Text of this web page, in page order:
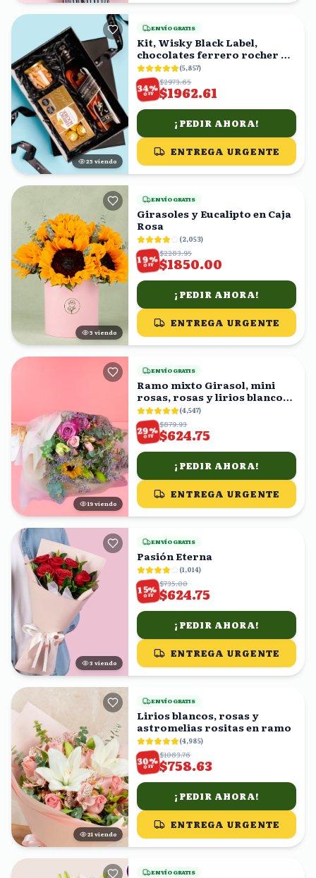
25 viendo
ENVÍO GRATIS
Kit, Wisky Black Label,
chocolates ferrero rocher y
cacahuates en caja
(5,857)
34%
OFF
$2973.65
$1962.61
¡PEDIR AHORA!
ENTREGA URGENTE
6 viendo
ENVÍO GRATIS
Girasoles y Eucalipto en Caja
Rosa
(2,053)
19%
OFF
$2283.95
$1850.00
¡PEDIR AHORA!
ENTREGA URGENTE
20 viendo
ENVÍO GRATIS
Ramo mixto Girasol, mini
rosas, rosas y lirios blancos
en ramo(4,547)
29%
OFF
$879.93
$624.75
¡PEDIR AHORA!
ENTREGA URGENTE
3 viendo
ENVÍO GRATIS
Pasión Eterna
(1,014)
15%
OFF
$735.00
$624.75
¡PEDIR AHORA!
ENTREGA URGENTE
22 viendo
ENVÍO GRATIS
Lirios blancos, rosas y
astromelias rositas en ramo
(4,985)
30%
OFF
$1083.76
$758.63
¡PEDIR AHORA!
ENTREGA URGENTE
ENVÍO GRATIS